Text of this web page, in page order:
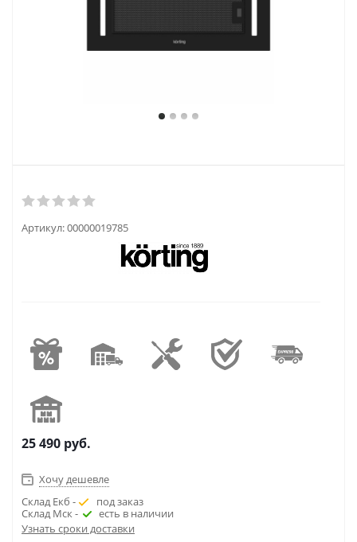
Артикул:00000019785
25 490 руб.
Хочу дешевле
Склад Екб -
под заказ
Склад Мск -
есть в наличии
Узнать сроки доставки